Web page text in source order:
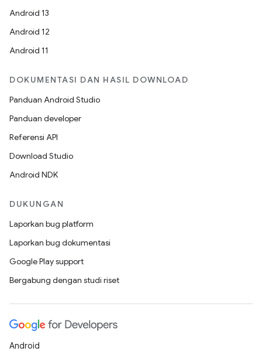
Android 13
Android 12
Android 11
DOKUMENTASI DAN HASIL DOWNLOAD
Panduan Android Studio
Panduan developer
Referensi API
Download Studio
Android NDK
DUKUNGAN
Laporkan bug platform
Laporkan bug dokumentasi
Google Play support
Bergabung dengan studi riset
Android